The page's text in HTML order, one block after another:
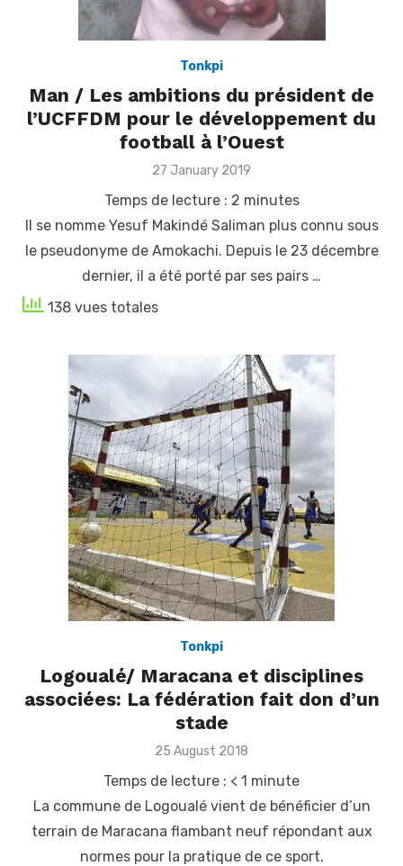
Tonkpi
Man / Les ambitions du président de
l’UCFFDM pour le développement du
football à l’Ouest
Posted
27 January 2019
Temps de lecture : 2 minutes
Il se nomme Yesuf Makindé Saliman plus connu sous
le pseudonyme de Amokachi. Depuis le 23 décembre
dernier, il a été porté par ses pairs …
138 vues totales
Tonkpi
Logoualé/ Maracana et disciplines
associées: La fédération fait don d’un
stade
Posted
25 August 2018
Temps de lecture : < 1 minute
La commune de Logoualé vient de bénéficier d’un
terrain de Maracana flambant neuf répondant aux
normes pour la pratique de ce sport.